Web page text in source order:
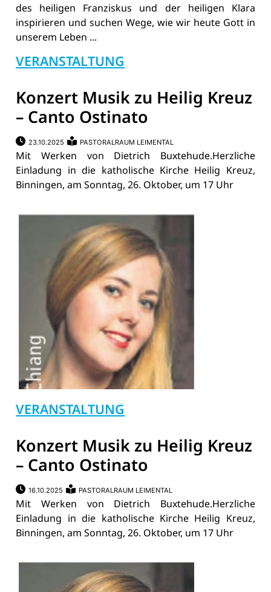
des heiligen Franziskus und der heiligen Klara
inspirieren und suchen Wege, wie wir heute Gott in
unserem Leben ...
VERANSTALTUNG
Konzert Musik zu Heilig Kreuz
– Canto Ostinato
23.10.2025 PASTORALRAUM LEIMENTAL
Mit Werken von Dietrich Buxtehude.Herzliche
Einladung in die katholische Kirche Heilig Kreuz,
Binningen, am Sonntag, 26. Oktober, um 17 Uhr
VERANSTALTUNG
Konzert Musik zu Heilig Kreuz
– Canto Ostinato
16.10.2025 PASTORALRAUM LEIMENTAL
Mit Werken von Dietrich Buxtehude.Herzliche
Einladung in die katholische Kirche Heilig Kreuz,
Binningen, am Sonntag, 26. Oktober, um 17 Uhr